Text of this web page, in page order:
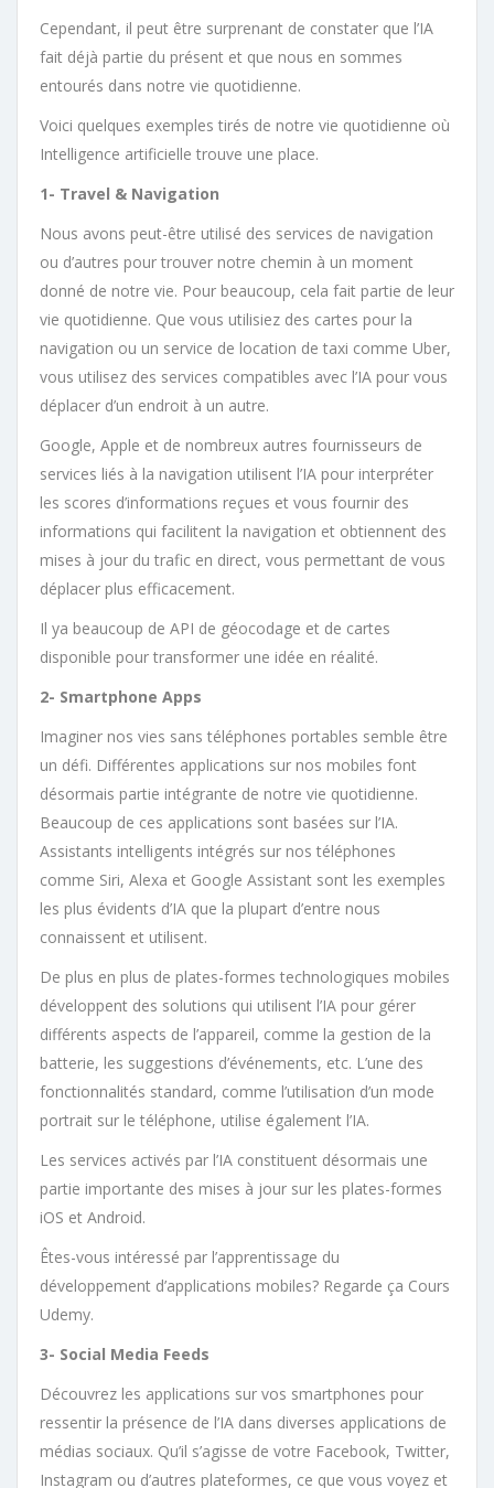
Cependant, il peut être surprenant de constater que l’IA
fait déjà partie du présent et que nous en sommes
entourés dans notre vie quotidienne.
Voici quelques exemples tirés de notre vie quotidienne où
Intelligence artificielle trouve une place.
1- Travel & Navigation
Nous avons peut-être utilisé des services de navigation
ou d’autres pour trouver notre chemin à un moment
donné de notre vie. Pour beaucoup, cela fait partie de leur
vie quotidienne. Que vous utilisiez des cartes pour la
navigation ou un service de location de taxi comme Uber,
vous utilisez des services compatibles avec l’IA pour vous
déplacer d’un endroit à un autre.
Google, Apple et de nombreux autres fournisseurs de
services liés à la navigation utilisent l’IA pour interpréter
les scores d’informations reçues et vous fournir des
informations qui facilitent la navigation et obtiennent des
mises à jour du trafic en direct, vous permettant de vous
déplacer plus efficacement.
Il ya beaucoup de API de géocodage et de cartes
disponible pour transformer une idée en réalité.
2- Smartphone Apps
Imaginer nos vies sans téléphones portables semble être
un défi. Différentes applications sur nos mobiles font
désormais partie intégrante de notre vie quotidienne.
Beaucoup de ces applications sont basées sur l’IA.
Assistants intelligents intégrés sur nos téléphones
comme Siri, Alexa et Google Assistant sont les exemples
les plus évidents d’IA que la plupart d’entre nous
connaissent et utilisent.
De plus en plus de plates-formes technologiques mobiles
développent des solutions qui utilisent l’IA pour gérer
différents aspects de l’appareil, comme la gestion de la
batterie, les suggestions d’événements, etc. L’une des
fonctionnalités standard, comme l’utilisation d’un mode
portrait sur le téléphone, utilise également l’IA.
Les services activés par l’IA constituent désormais une
partie importante des mises à jour sur les plates-formes
iOS et Android.
Êtes-vous intéressé par l’apprentissage du
développement d’applications mobiles? Regarde ça Cours
Udemy.
3- Social Media Feeds
Découvrez les applications sur vos smartphones pour
ressentir la présence de l’IA dans diverses applications de
médias sociaux. Qu’il s’agisse de votre Facebook, Twitter,
Instagram ou d’autres plateformes, ce que vous voyez et